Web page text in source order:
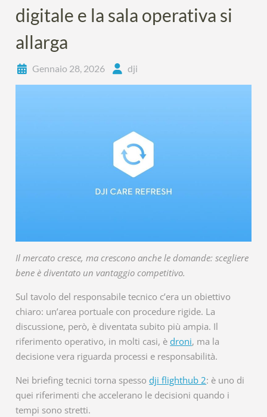
digitale e la sala operativa si
allarga
Gennaio 28, 2026 dji
Il mercato cresce, ma crescono anche le domande: scegliere
bene è diventato un vantaggio competitivo.
Sul tavolo del responsabile tecnico c’era un obiettivo
chiaro: un’area portuale con procedure rigide. La
discussione, però, è diventata subito più ampia. Il
riferimento operativo, in molti casi, èdroni, ma la
decisione vera riguarda processi e responsabilità.
Nei briefing tecnici torna spessodji flighthub 2: è uno di
quei riferimenti che accelerano le decisioni quando i
tempi sono stretti.